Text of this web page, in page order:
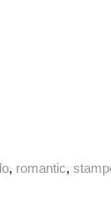
romantic